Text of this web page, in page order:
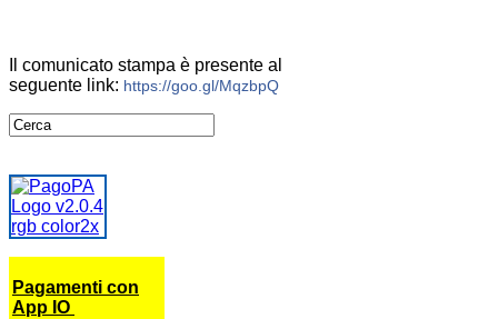
Il comunicato stampa è presente al
seguente link: https://goo.gl/MqzbpQ
Pagamenti con
App IO